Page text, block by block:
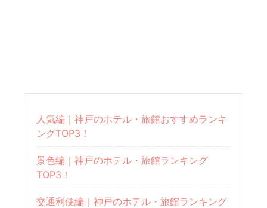
人気編｜神戸のホテル・旅館おすすめランキ
ングTOP3！
景色編｜神戸のホテル・旅館ランキング
TOP3！
交通利便編｜神戸のホテル・旅館ランキング